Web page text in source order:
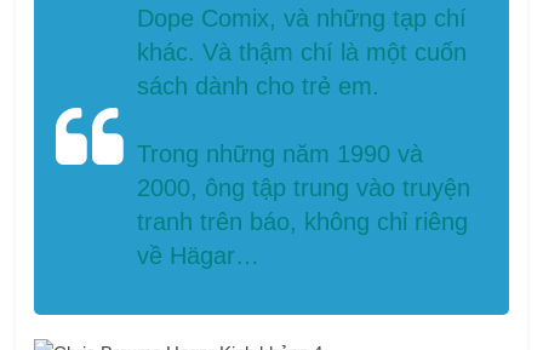
Dope Comix, và những tạp chí
khác. Và thậm chí là một cuốn
sách dành cho trẻ em.
Trong những năm 1990 và
2000, ông tập trung vào truyện
tranh trên báo, không chỉ riêng
về Hägar…